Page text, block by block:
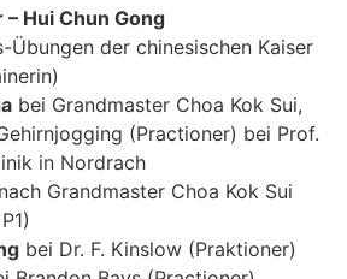
Hui Chun Gong
Übungen der chinesischen Kaiser
bei Grandmaster Choa Kok Sui,
(Practioner) bei Prof.
in Nordrach
nach Grandmaster Choa Kok Sui
bei Dr. F. Kinslow (Praktioner)